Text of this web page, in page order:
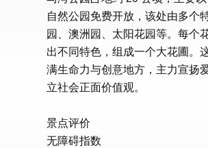
自然公园免费开放，该处由多个
园、澳洲园、太阳花园等。每个
出不同特色，组成一个大花圃。
满生命力与创意地方，主力宣扬
立社会正面价值观。
景点评价
无障碍指数